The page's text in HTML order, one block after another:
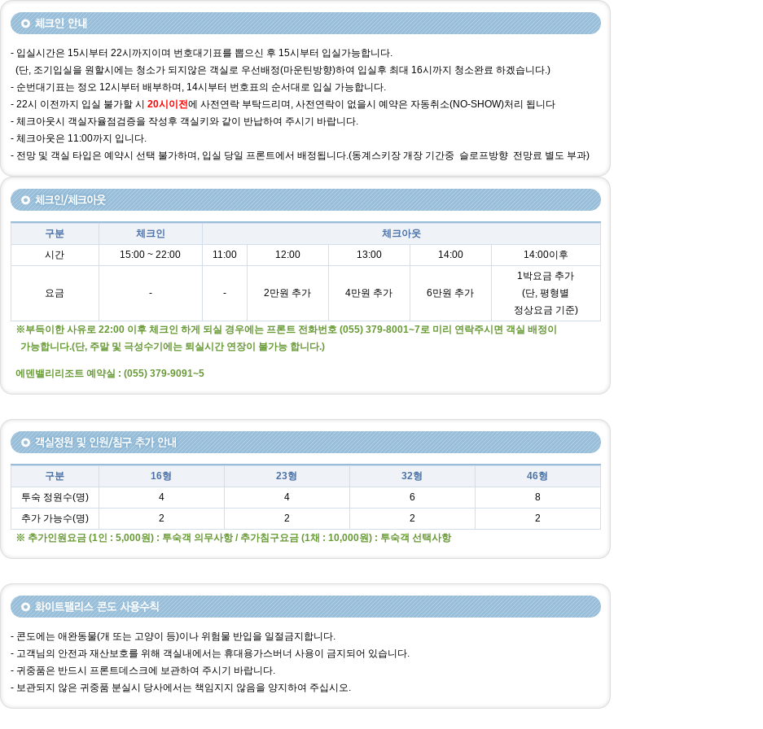
- 입실시간은 15시부터 22시까지이며 번호대기표를 뽑으신 후 15시부터 입실가능합니다.
(단, 조기입실을 원할시에는 청소가 되지않은 객실로 우선배정(마운틴방향)하여 입실후 최대 16시까지 청소완료 하겠습니다.)
- 순번대기표는 정오 12시부터 배부하며, 14시부터 번호표의 순서대로 입실 가능합니다.
- 22시 이전까지 입실 불가할 시 20시이전에 사전연락 부탁드리며, 사전연락이 없을시 예약은 자동취소(NO-SHOW)처리 됩니다
- 체크아웃시 객실자율점검증을 작성후 객실키와 같이 반납하여 주시기 바랍니다.
- 체크아웃은 11:00까지 입니다.
- 전망 및 객실 타입은 예약시 선택 불가하며, 입실 당일 프론트에서 배정됩니다.(동계스키장 개장 기간중 슬로프방향 전망료 별도 부과)
구분 체크인
체크아웃
시간
15:00 ~ 22:00 11:00 12:00 13:00 14:00 14:00이후
요금 - - 2만원 추가 4만원 추가 6만원 추가
1박요금 추가
(단, 평형별
정상요금 기준)
※부득이한 사유로 22:00 이후 체크인 하게 되실 경우에는 프론트 전화번호 (055) 379-8001~7로 미리 연락주시면 객실 배정이
가능합니다.(단, 주말 및 극성수기에는 퇴실시간 연장이 불가능 합니다.)
에덴밸리리조트 예약실 : (055) 379-9091~5
구분 16형 23형 32형
46형
투숙 정원수(명)
4 4 6
8
추가 가능수(명)
2 2 2
2
※ 추가인원요금 (1인 : 5,000원) : 투숙객 의무사항 / 추가침구요금 (1채 : 10,000원) : 투숙객 선택사항
- 콘도에는 애완동물(개 또는 고양이 등)이나 위험물 반입을 일절금지합니다.
- 고객님의 안전과 재산보호를 위해 객실내에서는 휴대용가스버너 사용이 금지되어 있습니다.
- 귀중품은 반드시 프론트데스크에 보관하여 주시기 바랍니다.
- 보관되지 않은 귀중품 분실시 당사에서는 책임지지 않음을 양지하여 주십시오.